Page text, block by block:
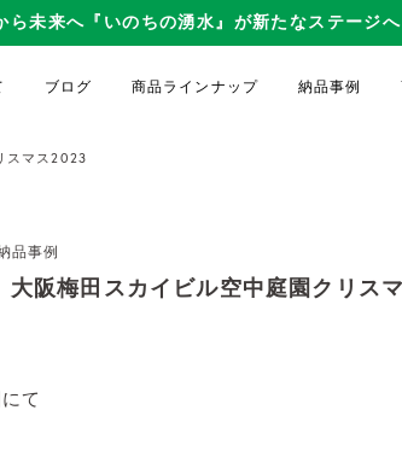
ら未来へ『いのちの湧水』が新たなステージへ
ブログ 商品ラインナップ 納品事例
スマス2023
品事例
阪梅田スカイビル空中庭園クリ
て